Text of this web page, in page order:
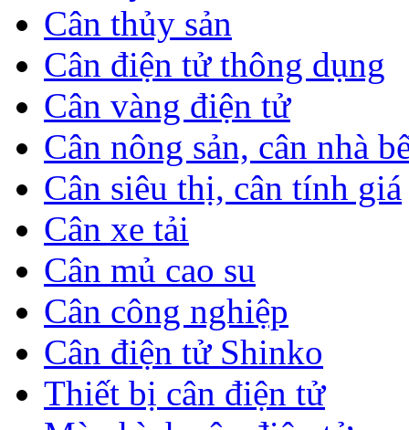
Cân thủy sản
Cân điện tử thông dụng
Cân vàng điện tử
Cân nông sản, cân nhà
Cân siêu thị, cân tính giá
Cân xe tải
Cân mủ cao su
Cân công nghiệp
Cân điện tử Shinko
Thiết bị cân điện tử